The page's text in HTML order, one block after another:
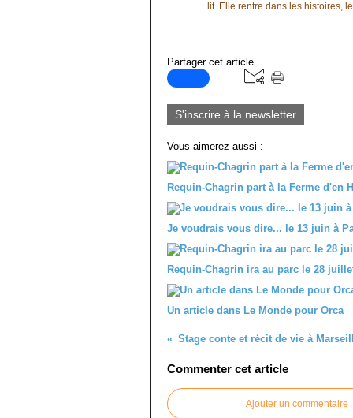
lit. Elle rentre dans les histoires,
Partager cet article
S'inscrire à la newsletter
Vous aimerez aussi :
Requin-Chagrin part à la Ferme d'en
Je voudrais vous dire... le 13 juin à
Requin-Chagrin ira au parc le 28
Un article dans Le Monde pour Orca
Commenter cet article
Ajouter un commentaire